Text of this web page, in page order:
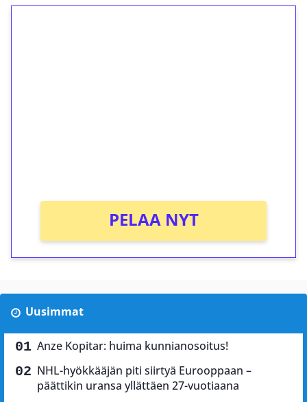
PELAA NYT
Uusimmat
Anze Kopitar: huima kunnianosoitus!
NHL-hyökkääjän piti siirtyä Eurooppaan –
päättikin uransa yllättäen 27-vuotiaana